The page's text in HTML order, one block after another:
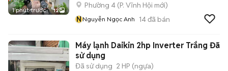
1 phút trước 12
Phường 4 (P. Vĩnh Hội mới)
NNguyễn Ngọc Anh 14đã bán
Máy lạnh Daikin 2hp Inverter Trắng Đã
sử dụng
Đã sử dụng 2 HP (ngựa)